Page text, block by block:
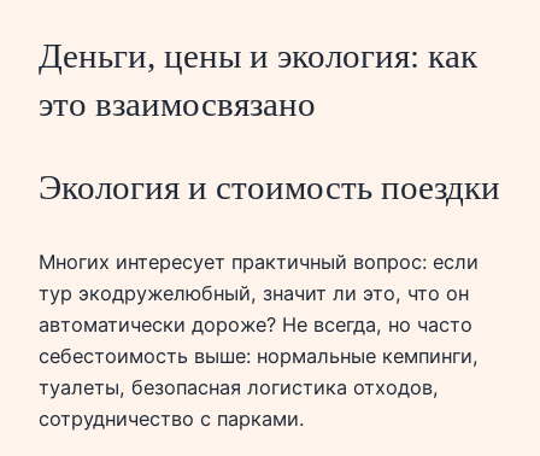
Деньги, цены и экология: как
это взаимосвязано
Экология и стоимость поездки
Многих интересует практичный вопрос: если
тур экодружелюбный, значит ли это, что он
автоматически дороже? Не всегда, но часто
себестоимость выше: нормальные кемпинги,
туалеты, безопасная логистика отходов,
сотрудничество с парками.